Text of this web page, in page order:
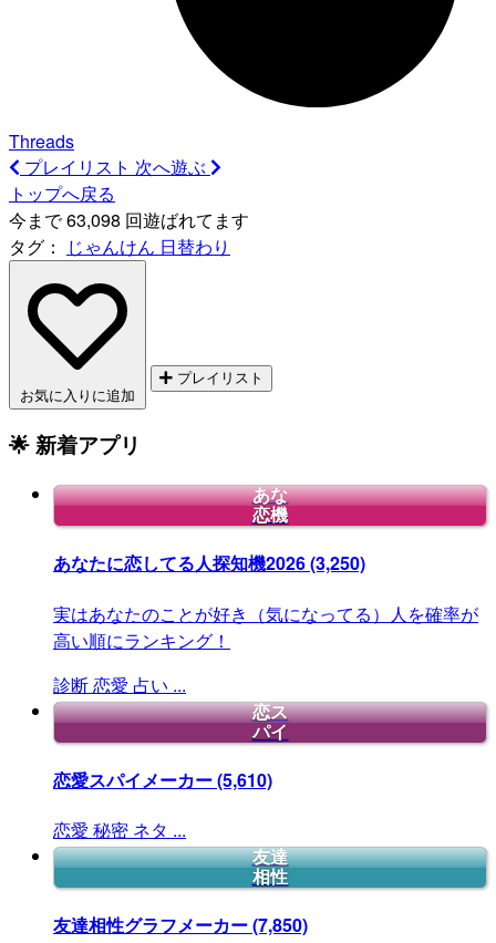
Threads
プレイリスト 次へ遊ぶ
トップへ戻る
今まで 63,098 回遊ばれてます
タグ：
じゃんけん 日替わり
お気に入りに追加
プレイリスト
🌟 新着アプリ
あな
恋機
あなたに恋してる人探知機2026(3,250)
実はあなたのことが好き（気になってる）人を確率が
高い順にランキング！
診断恋愛 占い ...
恋ス
パイ
恋愛スパイメーカー(5,610)
恋愛 秘密 ネタ ...
友達
相性
友達相性グラフメーカー(7,850)